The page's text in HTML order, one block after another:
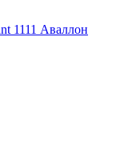
1111 Аваллон